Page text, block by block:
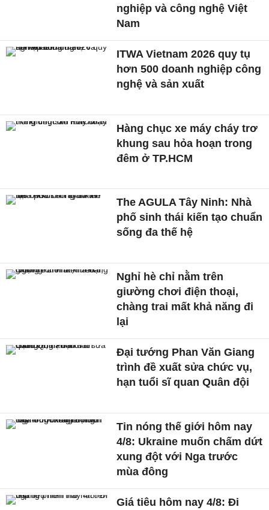
nghiệp và công nghệ Việt
Nam
ITWA Vietnam 2026 quy tụ
hơn 500 doanh nghiệp công
nghệ và sản xuất
Hàng chục xe máy cháy trơ
khung sau hỏa hoạn trong
đêm ở TP.HCM
The AGULA Tây Ninh: Nhà
phố sinh thái kiến tạo chuẩn
sống đa thế hệ
Nghỉ hè chỉ nằm trên
giường chơi điện thoại,
chàng trai mất khả năng đi
lại
Đại tướng Phan Văn Giang
trình đề xuất sửa chức vụ,
hạn tuổi sĩ quan Quân đội
Tin nóng thế giới hôm nay
4/8: Ukraine muốn chấm dứt
xung đột với Nga trước
mùa đông
Giá tiêu hôm nay 4/8: Đi